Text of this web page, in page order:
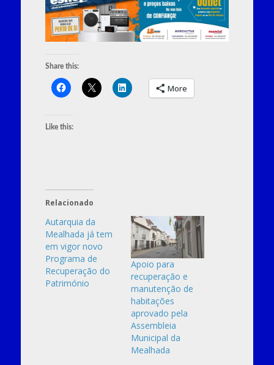
Share this:
More
Like this:
Relacionado
Autarquia da
Mealhada já tem
em vigor novo
Programa de
Recuperação do
Património
Apoio para
recuperação e
manutenção de
habitações
aprovado pela
Assembleia
Municipal da
Mealhada